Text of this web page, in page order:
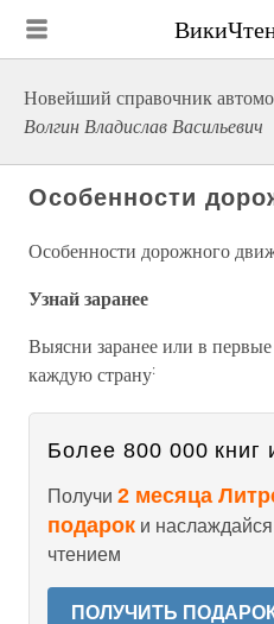
Новейший справочник
Волгин Владислав Васильевич
Особенности
Особенности дорожного
Узнай заранее
Выясни заранее или в первые
каждую страну:
Более 800 000 книг
Получи 2 месяца
подарок и
чтением
ПОЛУЧИТЬ